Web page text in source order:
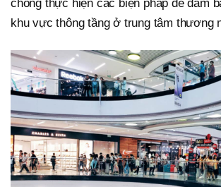
chóng thực hiện các biện pháp để đảm
khu vực thông tầng ở trung tâm thương